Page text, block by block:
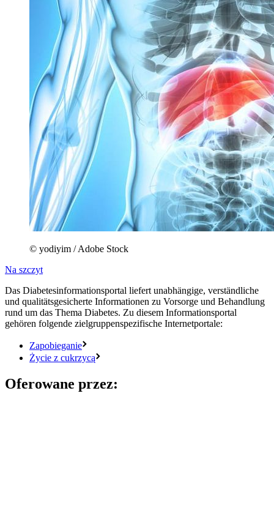
© yodiyim / Adobe Stock
Na szczyt
Das Diabetesinformationsportal liefert unabhängige, verständliche
und qualitätsgesicherte Informationen zu Vorsorge und Behandlung
rund um das Thema Diabetes. Zu diesem Informationsportal
gehören folgende zielgruppenspezifische Internetportale:
Zapobieganie
Życie z cukrzycą
Oferowane przez: